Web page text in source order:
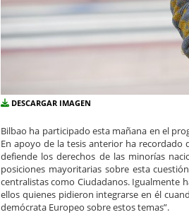
DESCARGAR IMAGEN
Bilbao ha participado esta mañana en el
En apoyo de la tesis anterior ha
defiende los derechos de las minorías
posiciones mayoritarias sobre esta
centralistas como Ciudadanos. Igualmente
ellos quienes pidieron integrarse en él
demócrata Europeo sobre estos temas”.